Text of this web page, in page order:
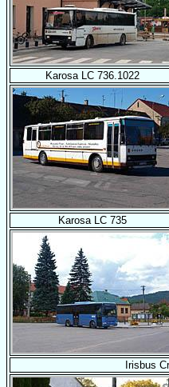
Karosa LC 736.1022
Karosa LC 735
Irisbus